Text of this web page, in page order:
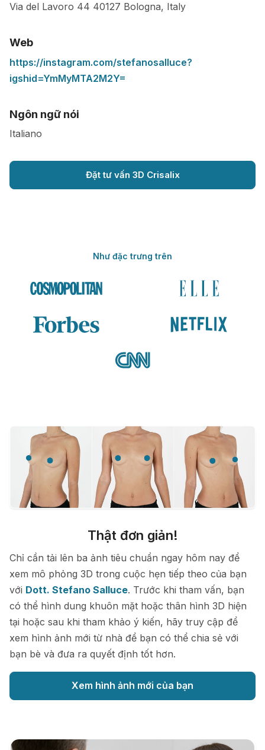
Via del Lavoro 44 40127 Bologna, Italy
Web
https://instagram.com/stefanosalluce?
igshid=YmMyMTA2M2Y=
Ngôn ngữ nói
Italiano
Đặt tư vấn 3D Crisalix
Như đặc trưng trên
Thật đơn giản!
Chỉ cần tải lên ba ảnh tiêu chuẩn ngay hôm nay để
xem mô phỏng 3D trong cuộc hẹn tiếp theo của bạn
với Dott. Stefano Salluce. Trước khi tham vấn, bạn
có thể hình dung khuôn mặt hoặc thân hình 3D hiện
tại hoặc sau khi tham khảo ý kiến, hãy truy cập để
xem hình ảnh mới từ nhà để bạn có thể chia sẻ với
bạn bè và đưa ra quyết định tốt hơn.
Xem hình ảnh mới của bạn